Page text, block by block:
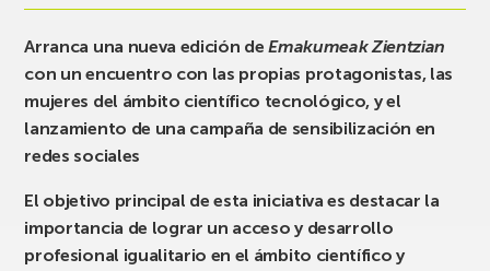
Arranca una nueva edición deEmakumeak Zientzian
con un encuentro con las propias protagonistas, las
mujeres del ámbito científico tecnológico, y el
lanzamiento de una campaña de sensibilización en
redes sociales
El objetivo principal de esta iniciativa es destacar la
importancia de lograr un acceso y desarrollo
profesional igualitario en el ámbito científico y